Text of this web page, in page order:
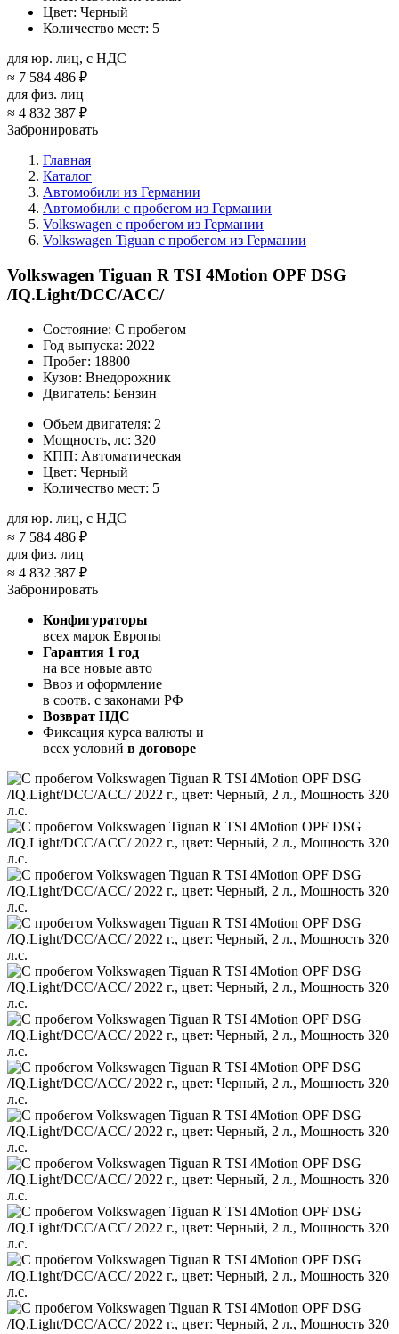
Цвет: Черный
Количество мест: 5
для юр. лиц, с НДС
≈ 7 584 486 ₽
для физ. лиц
≈ 4 832 387 ₽
Забронировать
Главная
Каталог
Автомобили из Германии
Автомобили с пробегом из Германии
Volkswagen с пробегом из Германии
Volkswagen Tiguan с пробегом из Германии
Volkswagen Tiguan R TSI 4Motion OPF DSG
/IQ.Light/DCC/ACC/
Состояние: С пробегом
Год выпуска: 2022
Пробег: 18800
Кузов: Внедорожник
Двигатель: Бензин
Объем двигателя: 2
Мощность, лс: 320
КПП: Автоматическая
Цвет: Черный
Количество мест: 5
для юр. лиц, с НДС
≈ 7 584 486 ₽
для физ. лиц
≈ 4 832 387 ₽
Забронировать
Конфигураторы
всех марок Европы
Гарантия 1 год
на все новые авто
Ввоз и оформление
в соотв. с законами РФ
Возврат НДС
Фиксация курса валюты и
всех условий в договоре